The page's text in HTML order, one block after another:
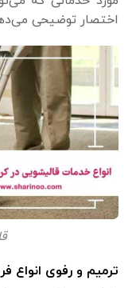
اختصار توضیحی
ترمیم و رفوی انواع